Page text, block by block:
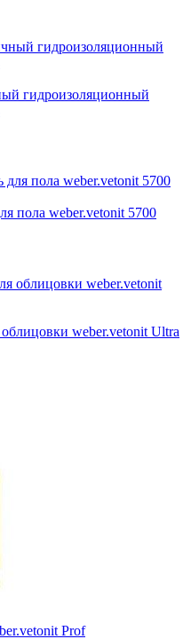
гидроизоляционный
пола weber.vetonit 5700
weber.vetonit Ultra
Prof